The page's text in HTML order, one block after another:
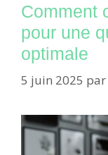
Comment
pour une
optimale
5 juin 2025 par